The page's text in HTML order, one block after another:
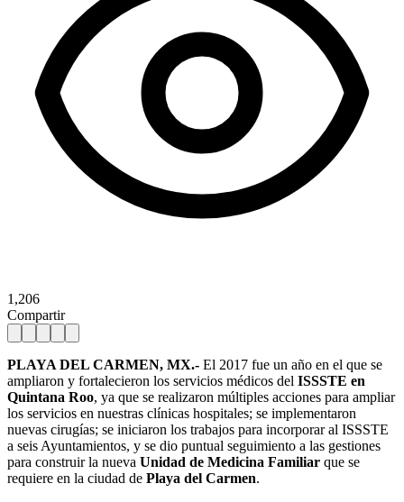
1,206
Compartir
PLAYA DEL CARMEN, MX.- El 2017 fue un año en el que se
ampliaron y fortalecieron los servicios médicos del ISSSTE en
Quintana Roo, ya que se realizaron múltiples acciones para ampliar
los servicios en nuestras clínicas hospitales; se implementaron
nuevas cirugías; se iniciaron los trabajos para incorporar al ISSSTE
a seis Ayuntamientos, y se dio puntual seguimiento a las gestiones
para construir la nueva Unidad de Medicina Familiar que se
requiere en la ciudad de Playa del Carmen.